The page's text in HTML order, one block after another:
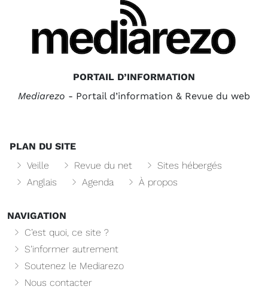
PORTAIL D’INFORMATION
Mediarezo - Portail d’information & Revue du web
PLAN DU SITE
Veille
Revue du net
Sites hébergés
Anglais
Agenda À propos
NAVIGATION
C’est quoi, ce site ?
S’informer autrement
Soutenez le Mediarezo
Nous contacter